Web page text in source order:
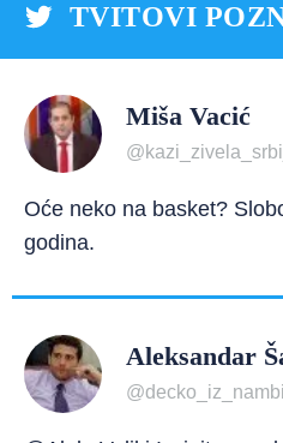
TVITOVI
Miša Vacić
Oće neko na basket?
godina.
Aleksandar